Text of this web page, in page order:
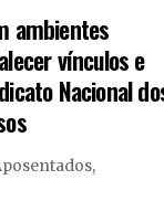
ambientes
vínculos e
Nacional